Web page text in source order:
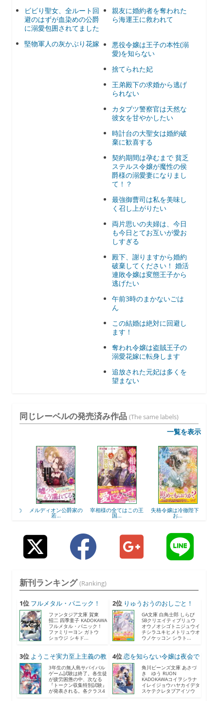
ビビり聖女、全ルート回
避のはずが血染めの公爵
に溺愛包囲されてました
堅物軍人の灰かぶり花嫁
親友に婚約者を奪われた
ら海運王に救われて
悪役令嬢は王子の本性(溺
愛)を知らない
捨てられた妃
王弟殿下の求婚から逃げ
られない
カタブツ警察官は天然な
彼女を甘やかしたい
時計台の大聖女は婚約破
棄に歓喜する
契約期間は孕むまで 貧乏
ステルス令嬢が魔性の侯
爵様の溺愛妻になりまし
て！？
最強御曹司は私を美味し
く召し上がりたい
両片思いの夫婦は、今日
も今日とてお互いが愛お
しすぎる
殿下、謝りますから婚約
破棄してください！ 婚活
連敗令嬢は変態王子から
逃げたい
午前3時のまかないごは
ん
この結婚は絶対に回避し
ます！
奪われ令嬢は盗賊王子の
溺愛花嫁に転身します
追放された元妃は多くを
望まない
同じレーベルの発売済み作品 (The same labels)
一覧を表示
メルディオン公爵家の
若...
宰相様の全てはこの王
国...
失格令嬢は冷徹陛下の
お...
新刊ランキング (Ranking)
1位 フルメタル・パニック！
F...
ファンタジア文庫 賀東
招二 四季童子 KADOKAWA
フルメタル・パニック！
ファミリーヨン ガトウ
ショウジ シキド...
2位 りゅうおうのおしごと！
21...
GA文庫 白鳥士郎 しらび
SBクリエイティブリュウ
オウノオシゴトニジュウイ
チシラユキヒメトリュウオ
ウノケッコン シラト...
3位 ようこそ実力至上主義の教
室...
3年生の無人島サバイバル
ゲーム試験は終了。各生徒
が疲労困憊の中、次なる
『トークン収集特別試験』
が発表される。各クラス4
4位恋を知らない令嬢は夜会で
助...
角川ビーンズ文庫 あさづ
き ゆう RUON
KADOKAWAコイヲシラナ
イレイジョウハヤカイデタ
スケテクレタブアイソウ